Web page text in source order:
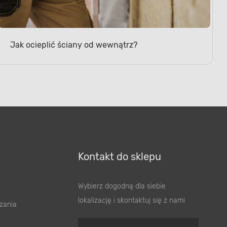
Jak ocieplić ściany od wewnątrz?
Kontakt do sklepu
Wybierz dogodną dla siebie
lokalizację i skontaktuj się z nami